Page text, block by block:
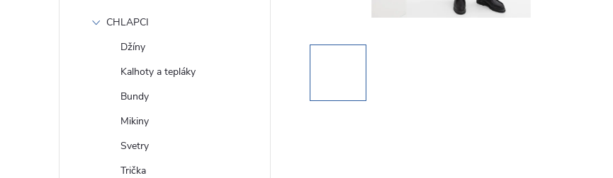
CHLAPCI
Džíny
Kalhoty a tepláky
Bundy
Mikiny
Svetry
Trička